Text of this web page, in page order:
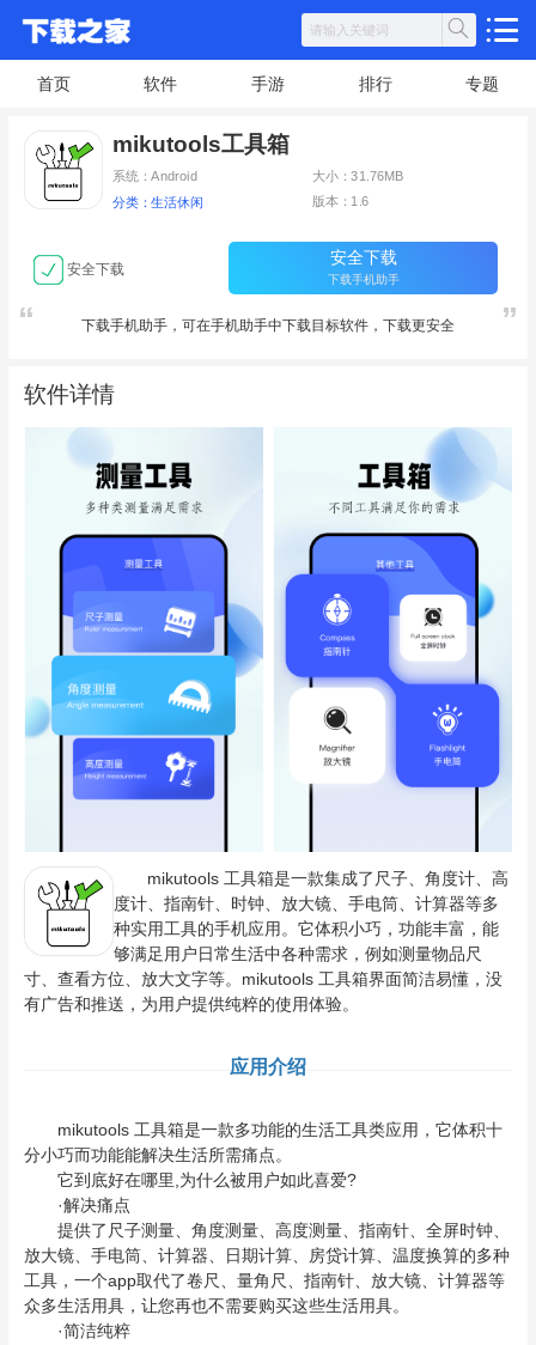
首页 软件 手游 排行 专题
mikutools工具箱
系统：Android 大小：31.76MB
分类：生活休闲 版本：1.6
安全下载
安全下载
下载手机助手
下载手机助手，可在手机助手中下载目标软件，下载更安全
软件详情
mikutools 工具箱是一款集成了尺子、角度计、高
度计、指南针、时钟、放大镜、手电筒、计算器等多
种实用工具的手机应用。它体积小巧，功能丰富，能
够满足用户日常生活中各种需求，例如测量物品尺
寸、查看方位、放大文字等。mikutools 工具箱界面简洁易懂，没
有广告和推送，为用户提供纯粹的使用体验。
应用介绍
mikutools 工具箱是一款多功能的生活工具类应用，它体积十
分小巧而功能能解决生活所需痛点。
它到底好在哪里,为什么被用户如此喜爱?
·解决痛点
提供了尺子测量、角度测量、高度测量、指南针、全屏时钟、
放大镜、手电筒、计算器、日期计算、房贷计算、温度换算的多种
工具，一个app取代了卷尺、量角尺、指南针、放大镜、计算器等
众多生活用具，让您再也不需要购买这些生活用具。
·简洁纯粹